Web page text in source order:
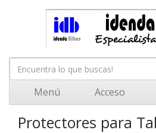
Menú Acceso
Protectores para